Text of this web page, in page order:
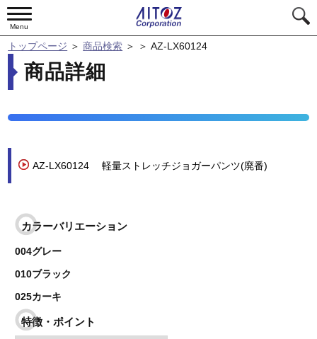
Menu
トップページ ＞商品検索 ＞ ＞AZ-LX60124
商品詳細
AZ-LX60124 軽量ストレッチジョガーパンツ(廃番)
カラーバリエーション
004グレー
010ブラック
025カーキ
特徴・ポイント